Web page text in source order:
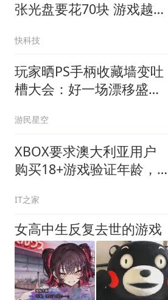
张光盘要花70块 游戏越贵
快科技
玩家晒PS手柄收藏墙变吐
槽大会：好一场漂移盛
游民星空
XBOX要求澳大利亚用户
购买18+游戏验证年龄，
IT之家
女高中生反复去世的游戏